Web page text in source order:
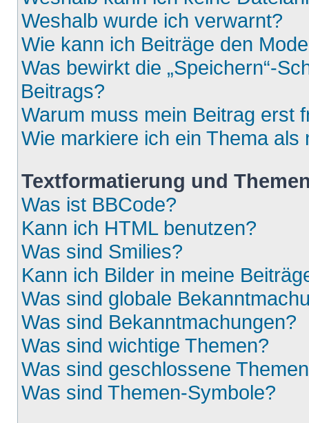
Weshalb wurde ich verwarnt?
Wie kann ich Beiträge den
Was bewirkt die „Speichern“-
Beitrags?
Warum muss mein Beitrag erst
Wie markiere ich ein Thema als
Textformatierung und
Was ist BBCode?
Kann ich HTML benutzen?
Was sind Smilies?
Kann ich Bilder in meine
Was sind globale
Was sind Bekanntmachungen?
Was sind wichtige Themen?
Was sind geschlossene
Was sind Themen-Symbole?